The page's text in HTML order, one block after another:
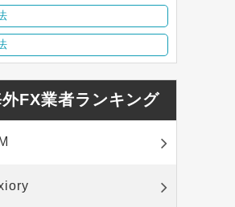
FX業者ランキング